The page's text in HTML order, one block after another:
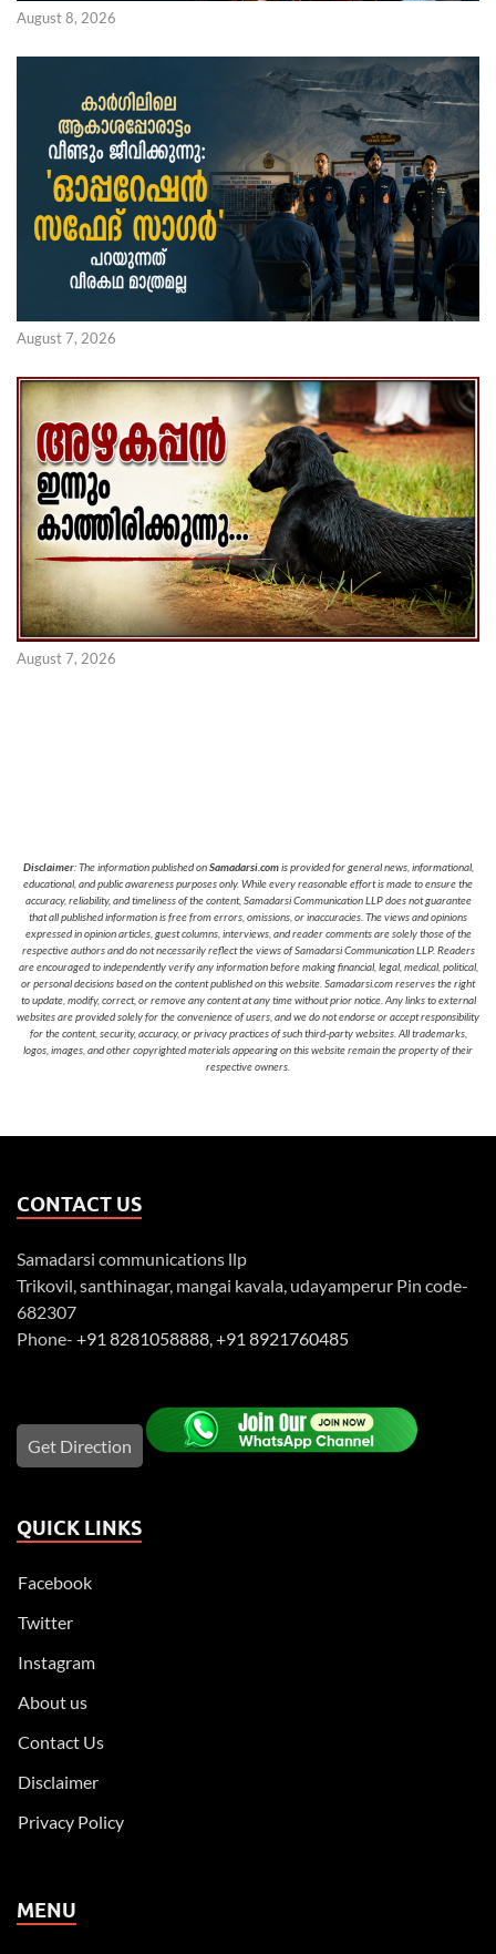
August 8, 2026
August 7, 2026
August 7, 2026
Disclaimer: The information published onSamadarsi.comis provided for general news, informational,
educational, and public awareness purposes only. While every reasonable effort is made to ensure the
accuracy, reliability, and timeliness of the content, Samadarsi Communication LLP does not guarantee
that all published information is free from errors, omissions, or inaccuracies. The views and opinions
expressed in opinion articles, guest columns, interviews, and reader comments are solely those of the
respective authors and do not necessarily reflect the views of Samadarsi Communication LLP. Readers
are encouraged to independently verify any information before making financial, legal, medical, political,
or personal decisions based on the content published on this website. Samadarsi.com reserves the right
to update, modify, correct, or remove any content at any time without prior notice. Any links to external
websites are provided solely for the convenience of users, and we do not endorse or accept responsibility
for the content, security, accuracy, or privacy practices of such third-party websites. All trademarks,
logos, images, and other copyrighted materials appearing on this website remain the property of their
respective owners.
CONTACT US
Samadarsi communications llp
Trikovil, santhinagar, mangai kavala, udayamperur Pin code-
682307
Phone- +91 8281058888,+91 8921760485
Get Direction
QUICK LINKS
Facebook
Twitter
Instagram
About us
Contact Us
Disclaimer
Privacy Policy
MENU